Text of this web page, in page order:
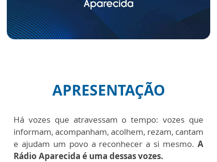
APRESENTAÇÃO
Há vozes que atravessam o tempo: vozes que
informam, acompanham, acolhem, rezam, cantam
e ajudam um povo a reconhecer a si mesmo. A
Rádio Aparecida é uma dessas vozes.